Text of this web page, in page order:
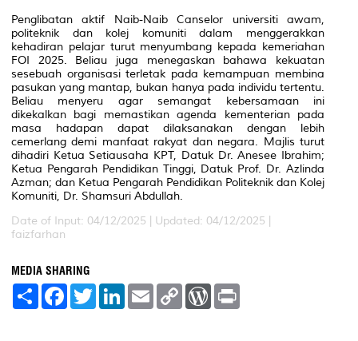
Penglibatan aktif Naib-Naib Canselor universiti awam,
politeknik dan kolej komuniti dalam menggerakkan
kehadiran pelajar turut menyumbang kepada kemeriahan
FOI 2025. Beliau juga menegaskan bahawa kekuatan
sesebuah organisasi terletak pada kemampuan membina
pasukan yang mantap, bukan hanya pada individu tertentu.
Beliau menyeru agar semangat kebersamaan ini
dikekalkan bagi memastikan agenda kementerian pada
masa hadapan dapat dilaksanakan dengan lebih
cemerlang demi manfaat rakyat dan negara. Majlis turut
dihadiri Ketua Setiausaha KPT, Datuk Dr. Anesee Ibrahim;
Ketua Pengarah Pendidikan Tinggi, Datuk Prof. Dr. Azlinda
Azman; dan Ketua Pengarah Pendidikan Politeknik dan Kolej
Komuniti, Dr. Shamsuri Abdullah.
Date of Input: 04/12/2025 | Updated: 04/12/2025 |
faizfarhan
MEDIA SHARING
S
F
a
T
w
L
E
m
C
W